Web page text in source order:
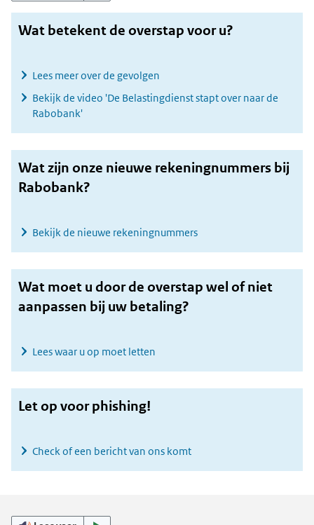
Wat betekent de overstap voor u?
Lees meer over de gevolgen
Bekijk de video 'De Belastingdienst stapt over naar de
Rabobank'
Wat zijn onze nieuwe rekeningnummers bij
Rabobank?
Bekijk de nieuwe rekeningnummers
Wat moet u door de overstap wel of niet
aanpassen bij uw betaling?
Lees waar u op moet letten
Let op voor phishing!
Check of een bericht van ons komt